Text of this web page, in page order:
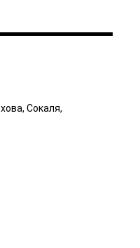
Сокаля,